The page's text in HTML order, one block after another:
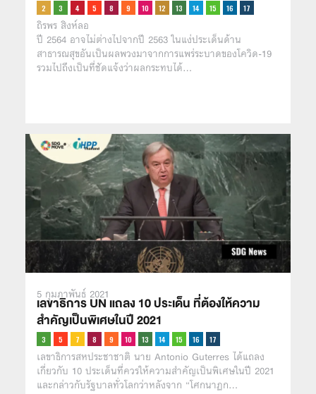
ถิรพร สิงห์ลอ
ปี 2564 อาจไม่ต่างไปจากปี 2563 ในแง่ประเด็นด้าน
สาธารณสุขอันเป็นผลพวงมาจากการแพร่ระบาดของโควิด-19
รวมไปถึงเป็นที่ชัดแจ้งว่าผลกระทบได้…
5 กุมภาพันธ์ 2021
เลขาธิการ UN แถลง 10 ประเด็น ที่ต้องให้ความ
สำคัญเป็นพิเศษในปี 2021
เลขาธิการสหประชาชาติ นาย Antonio Guterres ได้แถลง
เกี่ยวกับ 10 ประเด็นที่ควรให้ความสำคัญเป็นพิเศษในปี 2021
และกล่าวกับรัฐบาลทั่วโลกว่าหลังจาก “โศกนาฏก…